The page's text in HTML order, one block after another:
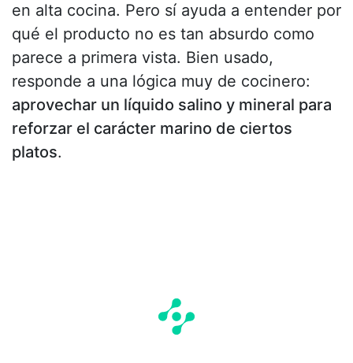
en alta cocina. Pero sí ayuda a entender por
qué el producto no es tan absurdo como
parece a primera vista. Bien usado,
responde a una lógica muy de cocinero:
aprovechar un líquido salino y mineral para
reforzar el carácter marino de ciertos
platos.